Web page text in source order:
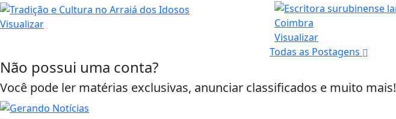
Visualizar
Visualizar
Todas as Postagens
Não possui uma conta?
Você pode ler matérias exclusivas, anunciar classificados e muito mais!